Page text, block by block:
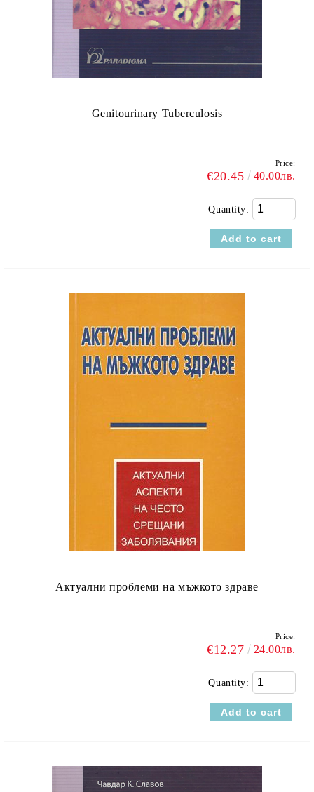
Genitourinary Tuberculosis
Price:
€20.45 40.00лв.
Quantity:
Актуални проблеми на мъжкото здраве
Price:
€12.27 24.00лв.
Quantity: